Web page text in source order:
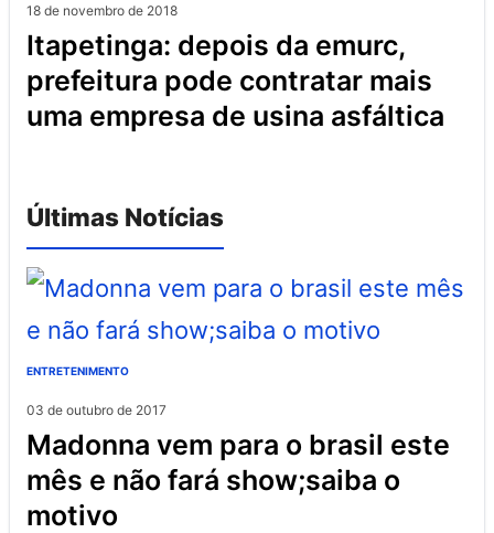
18 de novembro de 2018
itapetinga: depois da emurc,
prefeitura pode contratar mais
uma empresa de usina asfáltica
Últimas Notícias
ENTRETENIMENTO
03 de outubro de 2017
madonna vem para o brasil este
mês e não fará show;saiba o
motivo